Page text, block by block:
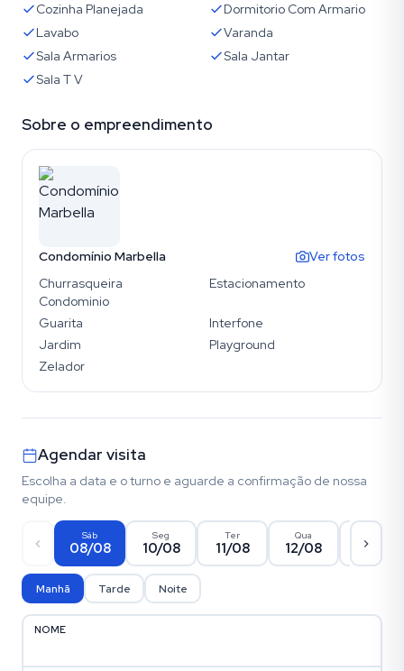
Cozinha Planejada
Dormitorio Com Armario
Lavabo
Varanda
Sala Armarios
Sala Jantar
Sala T V
Sobre o empreendimento
Condomínio Marbella
Ver fotos
Churrasqueira
Condominio
Estacionamento
Guarita
Interfone
Jardim
Playground
Zelador
Agendar visita
Escolha a data e o turno e aguarde a confirmação de nossa
equipe.
Sáb
08/08
Seg
10/08
Ter
11/08
Qua
12/08 13/08
Manhã Tarde Noite
NOME